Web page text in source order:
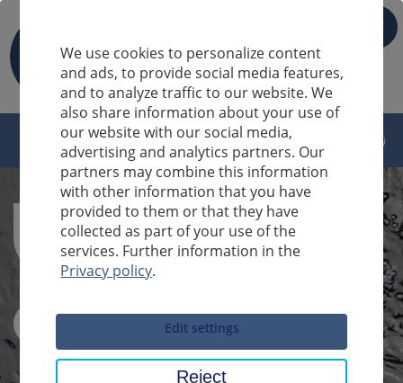
Sucheingabe
We use cookies to personalize content
and ads, to provide social media features,
and to analyze traffic to our website. We
also share information about your use of
our website with our social media,
advertising and analytics partners. Our
partners may combine this information
with other information that you have
provided to them or that they have
collected as part of your use of the
services. Further information in the
Privacy policy.
Edit settings
Reject